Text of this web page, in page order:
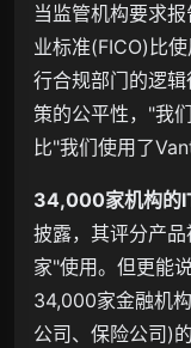
当监管机构要求
业标准(FICO)比
行合规部门的逻
策的公平性，"我
比"我们使用了
34,000家机构的
披露，其评分产
家"使用。但更能
34,000家金融机
公司、保险公司)